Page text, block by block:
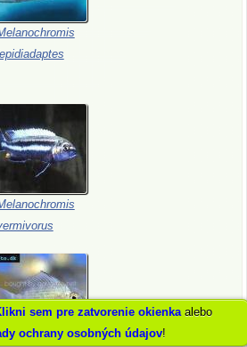
sem pre zatvorenie okienka alebo
ochrany osobných údajov!